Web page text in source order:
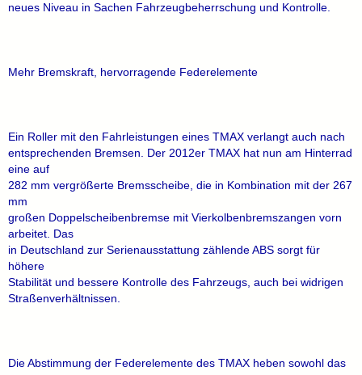
neues Niveau in Sachen Fahrzeugbeherrschung und Kontrolle.
Mehr Bremskraft, hervorragende Federelemente
Ein Roller mit den Fahrleistungen eines TMAX verlangt auch nach
entsprechenden Bremsen. Der 2012er TMAX hat nun am Hinterrad
eine auf
282 mm vergrößerte Bremsscheibe, die in Kombination mit der 267
mm
großen Doppelscheibenbremse mit Vierkolbenbremszangen vorn
arbeitet. Das
in Deutschland zur Serienausstattung zählende ABS sorgt für
höhere
Stabilität und bessere Kontrolle des Fahrzeugs, auch bei widrigen
Straßenverhältnissen.
Die Abstimmung der Federelemente des TMAX heben sowohl das